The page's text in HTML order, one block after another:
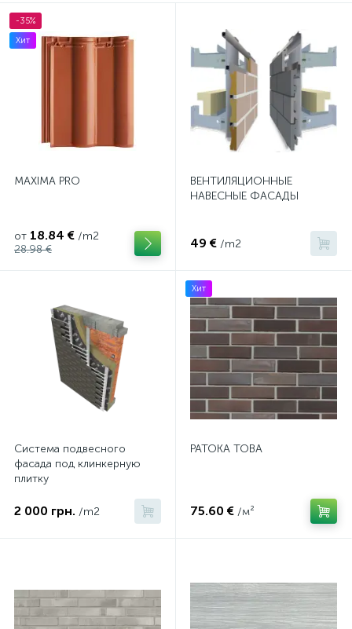
-35%
Хит
MAXIMA PRO
от 18.84 € /m2
28.98 €
ВЕНТИЛЯЦИОННЫЕ
НАВЕСНЫЕ ФАСАДЫ
49 € /m2
Система подвесного
фасада под клинкерную
плитку
2 000 грн. /m2
Хит
PATOKA TOBA
75.60 € /м²